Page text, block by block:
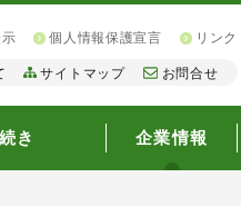
個人情報保護宣言 リンク
サイトマップ お問合せ
き 企業情報